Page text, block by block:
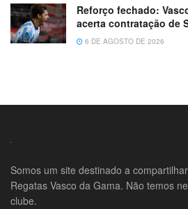
Reforço fechado:
acerta contratação de
6 DE AGOSTO DE 2026
Somos um site destinado a
Regatas Vasco da Gama. Não temos
clube.